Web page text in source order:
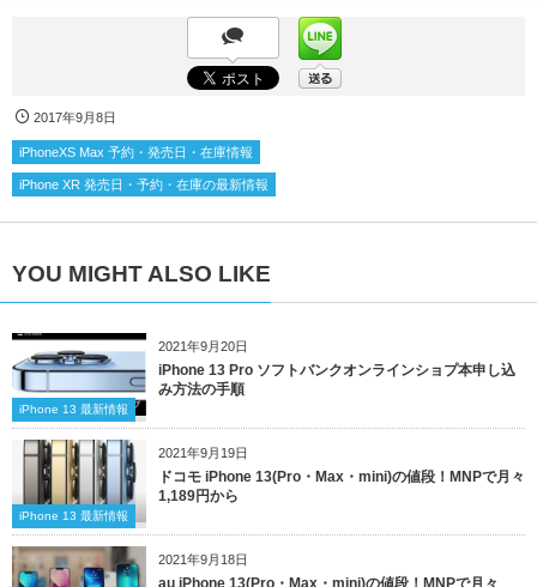
2017年9月8日
iPhoneXS Max 予約・発売日・在庫情報
iPhone XR 発売日・予約・在庫の最新情報
YOU MIGHT ALSO LIKE
2021年9月20日
iPhone 13 最新情報
iPhone 13 Pro ソフトバンクオンラインショプ本申し込
み方法の手順
2021年9月19日
iPhone 13 最新情報
ドコモ iPhone 13(Pro・Max・mini)の値段！MNPで月々
1,189円から
2021年9月18日
au iPhone 13(Pro・Max・mini)の値段！MNPで月々